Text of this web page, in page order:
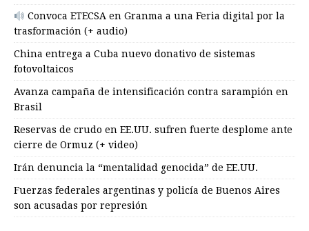
Convoca ETECSA en Granma a una Feria digital por la
trasformación (+ audio)
China entrega a Cuba nuevo donativo de sistemas
fotovoltaicos
Avanza campaña de intensificación contra sarampión en
Brasil
Reservas de crudo en EE.UU. sufren fuerte desplome ante
cierre de Ormuz (+ video)
Irán denuncia la “mentalidad genocida” de EE.UU.
Fuerzas federales argentinas y policía de Buenos Aires
son acusadas por represión